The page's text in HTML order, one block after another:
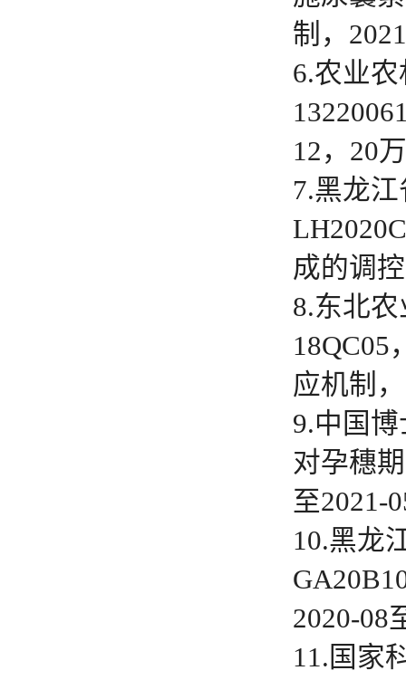
制，
6.农业
12，20
7.黑龙
成的调
8.东北
18QC05
应机制
9.中国
对孕穗
至2021-
10.黑龙
2020-08
11.国家